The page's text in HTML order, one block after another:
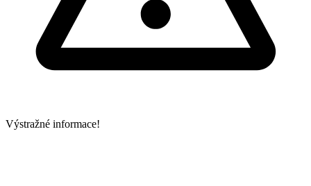
Výstražné informace!